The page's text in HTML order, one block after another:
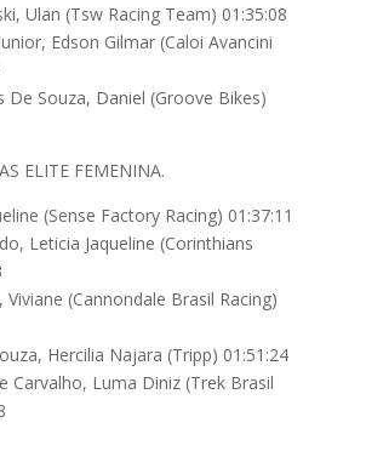
Ulan (Tsw Racing Team) 01:35:08
Edson Gilmar (Caloi Avancini
De Souza, Daniel (Groove Bikes)
ELITE FEMENINA.
(Sense Factory Racing) 01:37:11
Leticia Jaqueline (Corinthians
Viviane (Cannondale Brasil Racing)
Hercilia Najara (Tripp) 01:51:24
Carvalho, Luma Diniz (Trek Brasil